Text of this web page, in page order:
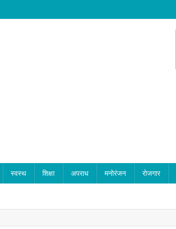
स्वस्थ शिक्षा अपराध मनोरंजन रोजगार